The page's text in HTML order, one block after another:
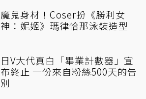
魔鬼身材！Coser扮《勝利女
神：妮姬》瑪律恰那泳裝造型
日V大代真白「畢業計數器」宣
布終止 一份來自粉絲500天的告
別